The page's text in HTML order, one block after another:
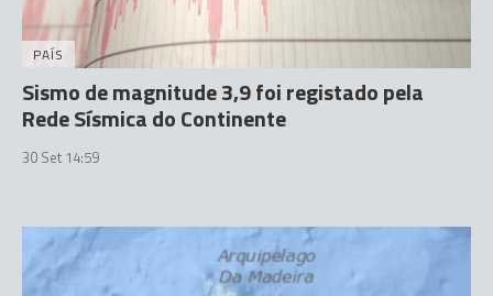
PAÍS
Sismo de magnitude 3,9 foi registado pela
Rede Sísmica do Continente
30 Set 14:59